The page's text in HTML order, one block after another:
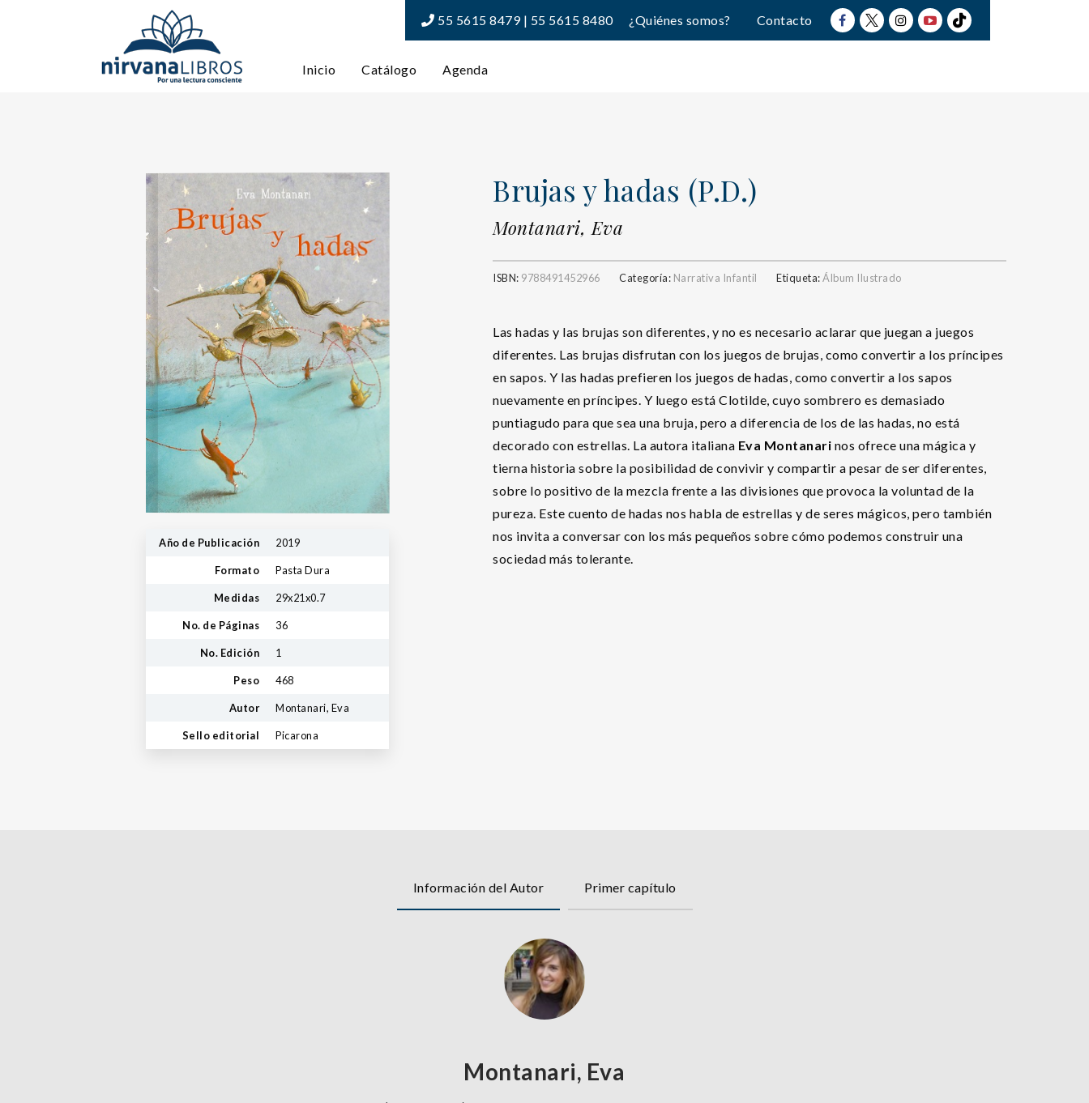
55 5615 8479 | 55 5615 8480 ¿Quiénes somos? Contacto
Inicio Catálogo Agenda
Año de Publicación 2019
Formato Pasta Dura
Medidas 29x21x0.7
No. de Páginas 36
No. Edición 1
Peso 468
Autor Montanari, Eva
Sello editorial Picarona
Brujas y hadas (P.D.)
Montanari, Eva
ISBN: 9788491452966 Categoría: Narrativa Infantil Etiqueta:Álbum Ilustrado
Las hadas y las brujas son diferentes, y no es necesario aclarar que juegan a juegos
diferentes. Las brujas disfrutan con los juegos de brujas, como convertir a los príncipes
en sapos. Y las hadas prefieren los juegos de hadas, como convertir a los sapos
nuevamente en príncipes. Y luego está Clotilde, cuyo sombrero es demasiado
puntiagudo para que sea una bruja, pero a diferencia de los de las hadas, no está
decorado con estrellas. La autora italiana Eva Montanari nos ofrece una mágica y
tierna historia sobre la posibilidad de convivir y compartir a pesar de ser diferentes,
sobre lo positivo de la mezcla frente a las divisiones que provoca la voluntad de la
pureza. Este cuento de hadas nos habla de estrellas y de seres mágicos, pero también
nos invita a conversar con los más pequeños sobre cómo podemos construir una
sociedad más tolerante.
Información del Autor Primer capítulo
Montanari, Eva